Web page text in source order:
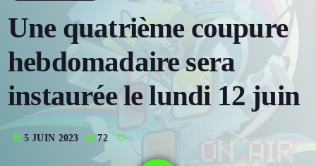
play_arrow ECOUTER MAYOTTE ONE
play_arrow RADIO MACHAKA
play_arrow DEMO RADIO CHANNEL
play_arrow DEMO RADIO CHANNEL
Une quatrième coupure
hebdomadaire sera
instaurée le lundi 12 juin
today 5 JUIN 2023 72